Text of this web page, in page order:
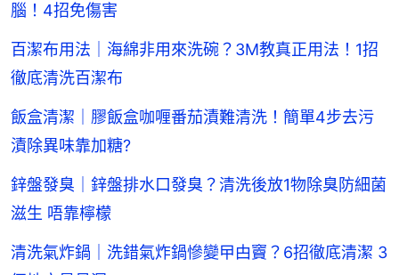
腦！4招免傷害
百潔布用法｜海綿非用來洗碗？3M教真正用法！1招
徹底清洗百潔布
飯盒清潔｜膠飯盒咖喱番茄漬難清洗！簡單4步去污
漬除異味靠加糖?
鋅盤發臭｜鋅盤排水口發臭？清洗後放1物除臭防細菌
滋生 唔靠檸檬
清洗氣炸鍋｜洗錯氣炸鍋慘變曱甴竇？6招徹底清潔 3